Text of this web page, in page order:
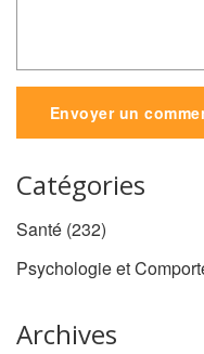
Envoyer un
Catégories
Santé (232)
Psychologie et
Archives